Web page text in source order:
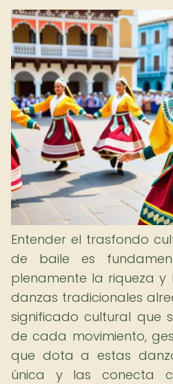
Entender el trasfondo
de baile es
plenamente la riqueza
danzas tradicionales
significado cultural que
de cada movimiento,
que dota a estas
única y las conecta